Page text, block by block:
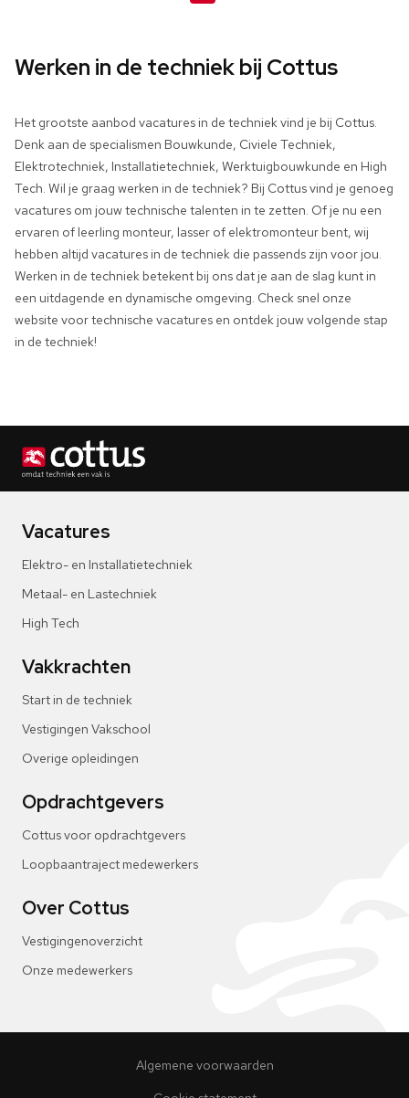
Werken in de techniek bij Cottus
Het grootste aanbod vacatures in de techniek vind je bij Cottus.
Denk aan de specialismen Bouwkunde, Civiele Techniek,
Elektrotechniek, Installatietechniek, Werktuigbouwkunde en High
Tech. Wil je graag werken in de techniek? Bij Cottus vind je genoeg
vacatures om jouw technische talenten in te zetten. Of je nu een
ervaren of leerling monteur, lasser of elektromonteur bent, wij
hebben altijd vacatures in de techniek die passends zijn voor jou.
Werken in de techniek betekent bij ons dat je aan de slag kunt in
een uitdagende en dynamische omgeving. Check snel onze
website voor technische vacatures en ontdek jouw volgende stap
in de techniek!
Vacatures
Elektro- en Installatietechniek
Metaal- en Lastechniek
High Tech
Vakkrachten
Start in de techniek
Vestigingen Vakschool
Overige opleidingen
Opdrachtgevers
Cottus voor opdrachtgevers
Loopbaantraject medewerkers
Over Cottus
Vestigingenoverzicht
Onze medewerkers
Algemene voorwaarden